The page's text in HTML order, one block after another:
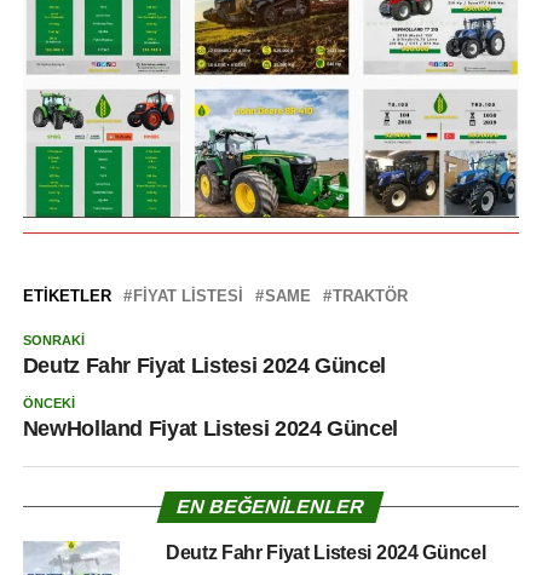
ETIKETLER FIYAT LISTESI SAME TRAKTÖR
SONRAKI
Deutz Fahr Fiyat Listesi 2024 Güncel
ÖNCEKI
NewHolland Fiyat Listesi 2024 Güncel
EN BEĞENILENLER
Deutz Fahr Fiyat Listesi 2024 Güncel